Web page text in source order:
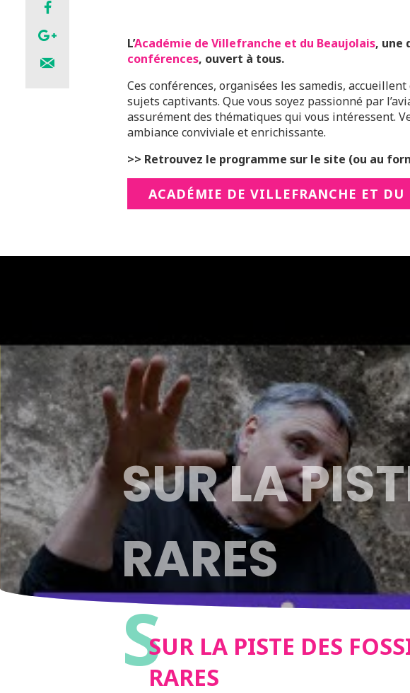
L’Académie de Villefranche et du Beaujolais, une
conférences, ouvert à tous.
Ces conférences, organisées les samedis,
sujets captivants. Que vous soyez passionné par
assurément des thématiques qui vous intéressent.
ambiance conviviale et enrichissante.
>> Retrouvez le programme sur le site (ou au
ACADÉMIE DE VILLEFRANCHE ET DU
SUR LA
RARES
SSUR LA PISTE DES
RARES